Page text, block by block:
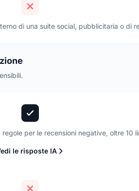
di una suite social, pubblicitaria o di
per le recensioni negative, oltre 10
le risposte IA